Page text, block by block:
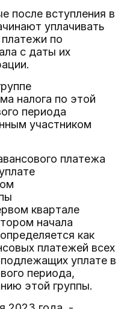
после вступления в
уплачивать
по
с даты их
налога по этой
периода
участником
платежа
квартале
начала
как
платежей всех
уплате в
периода,
этой группы.